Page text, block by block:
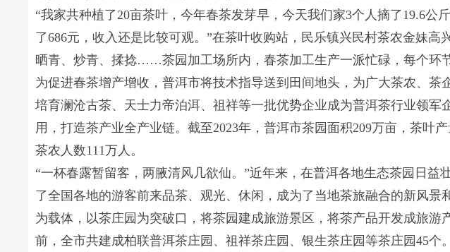
“我家共种植了20亩茶叶，今年春茶发芽早，今天我们家3个人摘了19.6公
了686元，收入还是比较可观。”在茶叶收购站，民乐镇兴民村茶农金妹高
晒青、炒青、揉捻……茶园加工场所内，春茶加工生产一派忙碌，每个环
为促进春茶增产增收，普洱市将技术指导送到田间地头，为广大茶农、茶
培育澜沧古茶、天士力帝泊洱、祖祥等一批优势企业成为普洱茶行业领军
用，打造茶产业全产业链。截至2023年，普洱市茶园面积209万亩，茶叶产
茶农人数111万人。
“一杯春露暂留客，两腋清风几欲仙。”近年来，在普洱各地生态茶园日益
了全国各地的游客前来品茶、观光、休闲，成为了当地茶旅融合的新风景
为载体，以茶庄园为突破口，将茶园建成旅游景区，将茶产品开发成旅游
前，全市共建成柏联普洱茶庄园、祖祥茶庄园、银生茶庄园等茶庄园45个